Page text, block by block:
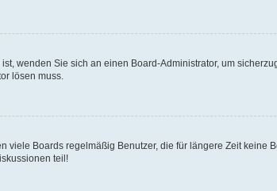
wenden Sie sich an einen Board-Administrator, um
lösen muss.
viele Boards regelmäßig Benutzer, die für längere Zeit keine
teil!